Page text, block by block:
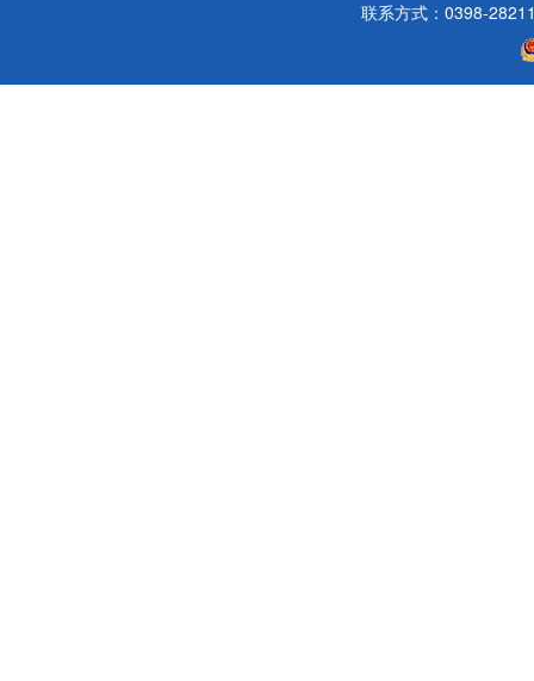
联系方式：0398-